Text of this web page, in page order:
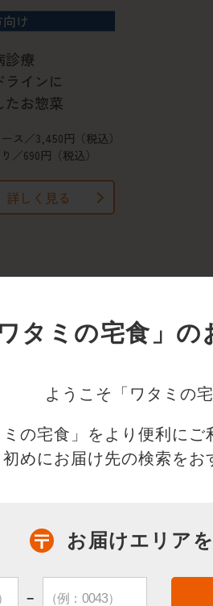
ワタミの宅食」の
ようこそ「ワタミの
ミの宅食」を より便利にご
初めにお届け先の検索をお
お届けエリア
−
け
診療
ラインに
たお惣菜
ス／3,450円（税込）
／690円（税込）
詳しく見る
／620円（税込）
詳しく見る
希望の方は、下記よりお問い合わ